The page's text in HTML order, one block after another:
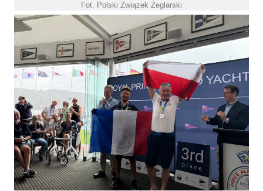
Fot. Polski Związek Żeglarski